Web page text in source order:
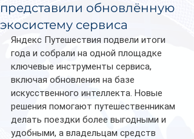
представили обновлённую
экосистему сервиса
Яндекс Путешествия подвели итоги
года и собрали на одной площадке
ключевые инструменты сервиса,
включая обновления на базе
искусственного интеллекта. Новые
решения помогают путешественникам
делать поездки более выгодными и
удобными, а владельцам средств